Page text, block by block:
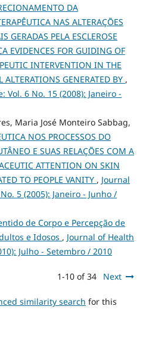
DA
NAS ALTERAÇÕES
GERADAS PELA ESCLEROSE
EVIDENCES FOR GUIDING OF
INTERVENTION IN THE
GENERATED BY ,
Vol. 6 No. 15 (2008): Janeiro -
Maria José Monteiro Sabbag,
NOS PROCESSOS DO
E SUAS RELAÇÕES COM A
ATTENTION ON SKIN
TO PEOPLE VANITY , Journal
5 (2005): Janeiro - Junho /
de Corpo e Percepção de
e Idosos , Journal of Health
Julho - Setembro / 2010
1-10 of 34 Next
similarity search for this